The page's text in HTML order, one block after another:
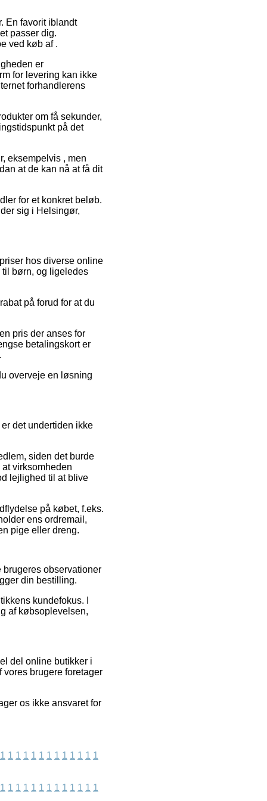
En favorit iblandt
passer dig.
ved køb af .
er
for levering kan ikke
forhandlerens
om få sekunder,
på det
eksempelvis , men
at de kan nå at få dit
for et konkret beløb.
sig i Helsingør,
hos diverse online
børn, og ligeledes
på forud for at du
pris der anses for
betalingskort er
overveje en løsning
det undertiden ikke
siden det burde
virksomheden
lejlighed til at blive
på købet, f.eks.
ens ordremail,
pige eller dreng.
observationer
din bestilling.
kundefokus. I
af købsoplevelsen,
del online butikker i
brugere foretager
os ikke ansvaret for
1 1 1 1 1 1 1 1 1 1 1 1 1
1 1 1 1 1 1 1 1 1 1 1 1 1